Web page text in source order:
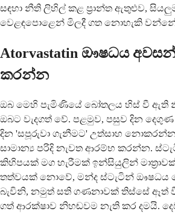
සඳහා නීති ලිහිල් කළ ප්‍රාන්ත ඇතුළුව, සියලුම
වෙළඳපොළෙන් මිලදී ගත නොහැකි වන්නේ
Atorvastatin ඖෂධය
කරන්න
ඔබ මෙහි පැමිණියේ බෝතලය හිස් වී ඇති
ඔබට වැදගත් වේ. පළමුව, පසුව දින
දින 'සපූරුවා ගැනීමට' උත්සාහ
සාමාන්‍ය පරිදි නැවත ආරම්භ කරන්න.
කිහිපයක් මග හැරීමක් ඉන්සියුලින්
තත්වයක් නොවේ, මන්ද ස්ටැටින් ඖෂධය
බැවිනි, නමුත් සති ගණනාවක් තිස්සේ ඈත්
ගත් ආරක්ෂාව නිහඬවම නැති කර දමයි.